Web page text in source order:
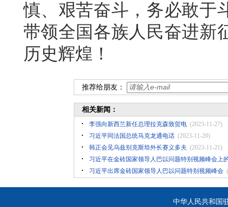
慎、艰苦奋斗，务必敢于
带领全国各族人民奋进新
历史辉煌！
推荐给朋友：
相关新闻：
李强向新西兰新任总理拉克森致贺电 (2023-11-27)
​习近平同法国总统马克龙通电话 (2023-11-20)
韩正会见乌兹别克斯坦外长赛义多夫 (2023-11-21)
习近平在金砖国家领导人巴以问题特别视频峰会上
习近平出席金砖国家领导人巴以问题特别视频峰会
中华人民共和国